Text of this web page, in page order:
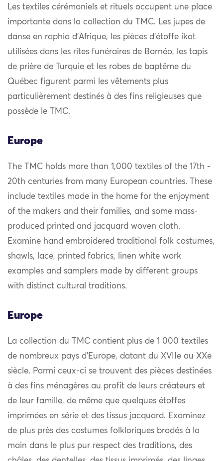
Les textiles cérémoniels et rituels occupent une place
importante dans la collection du TMC. Les jupes de
danse en raphia d’Afrique, les pièces d’étoffe ikat
utilisées dans les rites funéraires de Bornéo, les tapis
de prière de Turquie et les robes de baptême du
Québec figurent parmi les vêtements plus
particulièrement destinés à des fins religieuses que
possède le TMC.
Europe
The TMC holds more than 1,000 textiles of the 17th -
20th centuries from many European countries. These
include textiles made in the home for the enjoyment
of the makers and their families, and some mass-
produced printed and jacquard woven cloth.
Examine hand embroidered traditional folk costumes,
shawls, lace, printed fabrics, linen white work
examples and samplers made by different groups
with distinct cultural traditions.
Europe
La collection du TMC contient plus de 1 000 textiles
de nombreux pays d’Europe, datant du XVIIe au XXe
siècle. Parmi ceux-ci se trouvent des pièces destinées
à des fins ménagères au profit de leurs créateurs et
de leur famille, de même que quelques étoffes
imprimées en série et des tissus jacquard. Examinez
de plus près des costumes folkloriques brodés à la
main dans le plus pur respect des traditions, des